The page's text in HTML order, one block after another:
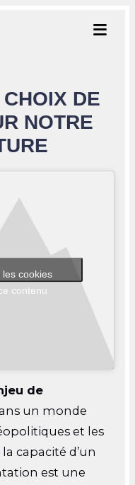
DE
NOTRE
cookies
contenu
de
un monde
et les
capacité d’un
est une